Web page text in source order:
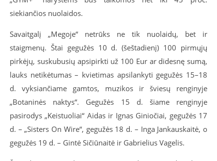
siekiančios nuolaidos.
Savaitgalį „Megoje“ netrūks ne tik nuolaidų, bet ir
staigmenų. Štai gegužės 10 d. (šeštadienį) 100 pirmųjų
pirkėjų, suskubusių apsipirkti už 100 Eur ar didesnę sumą,
lauks netikėtumas – kvietimas apsilankyti gegužės 15–18
d. vyksiančiame gamtos, muzikos ir šviesų renginyje
„Botaninės naktys“. Gegužės 15 d. šiame renginyje
pasirodys „Keistuoliai“ Aidas ir Ignas Giniočiai, gegužės 17
d. – „Sisters On Wire“, gegužės 18 d. – Inga Jankauskaitė, o
gegužės 19 d. – Gintė Sičiūnaitė ir Gabrielius Vagelis.